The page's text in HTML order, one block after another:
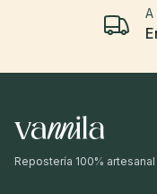
A
Repostería 100%